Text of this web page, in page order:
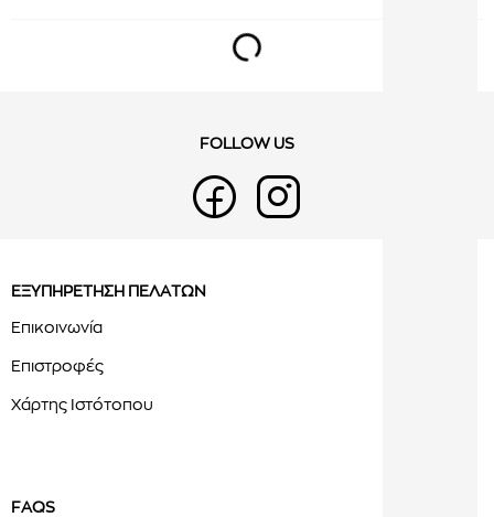
FOLLOW US
ΕΞΥΠΗΡΕΤΗΣΗ ΠΕΛΑΤΩΝ
Επικοινωνία
Επιστροφές
Χάρτης Ιστότοπου
FAQS